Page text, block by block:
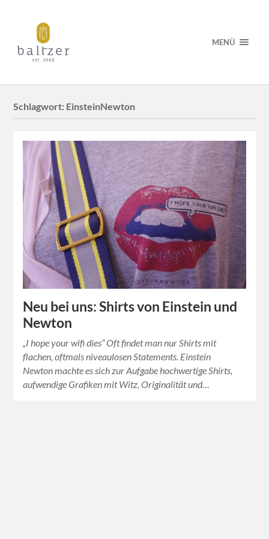
MENÜ
Schlagwort: EinsteinNewton
Neu bei uns: Shirts von Einstein und
Newton
„I hope your wifi dies“ Oft findet man nur Shirts mit
flachen, oftmals niveaulosen Statements. Einstein
Newton machte es sich zur Aufgabe hochwertige Shirts,
aufwendige Grafiken mit Witz, Originalität und…